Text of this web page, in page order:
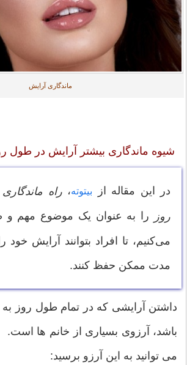
ماندگاری آرایش
شیوه ماندگاری بیشتر آرایش در طول
در این مقاله از بیتوته،راه
روز را به عنوان یک موضوع مهم
می‌کنیم، تا افراد بتوانند آرایش خود
مدت ممکن حفظ کنند.
داشتن آرایشی که در تمام طول روز به
باشد، آرزوی بسیاری از خانم ها است.
می توانید به این آرزو برسید: